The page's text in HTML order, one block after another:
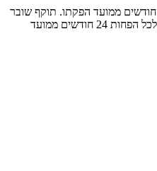
תוקף שובר כספי הינו לכל הפחות 60 חודשים ממועד הפקתו. תוקף שובר
לרכישת מוצר או שירות מסויים יהיה לכל הפחות 24 חודשים ממועד